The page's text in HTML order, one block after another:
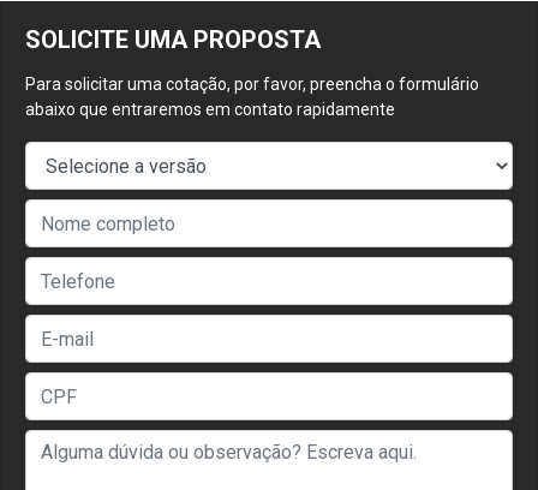
SOLICITE UMA PROPOSTA
Para solicitar uma cotação, por favor, preencha o formulário
abaixo que entraremos em contato rapidamente